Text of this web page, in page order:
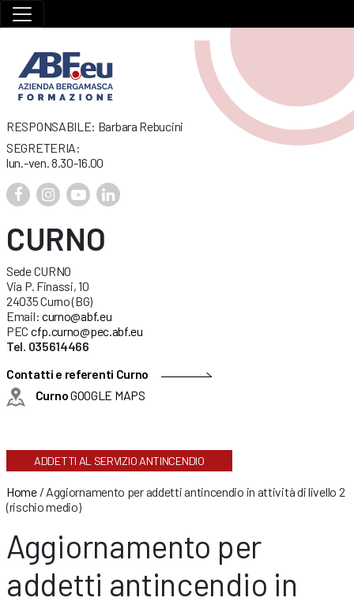
RESPONSABILE: Barbara Rebucini
SEGRETERIA:
lun.-ven. 8.30-16.00
CURNO
Sede CURNO
Via P. Finassi, 10
24035 Curno (BG)
Email: curno@abf.eu
PEC cfp.curno@pec.abf.eu
Tel. 035614466
Contatti e referenti Curno
CurnoGOOGLE MAPS
ADDETTI AL SERVIZIO ANTINCENDIO
Home/ Aggiornamento per addetti antincendio in attività di livello 2
(rischio medio)
Aggiornamento per
addetti antincendio in